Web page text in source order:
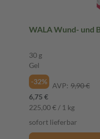
WALA Wund- und
30 g
Gel
-32%
AVP: 9,90 €
6,75 €
225,00 € / 1 kg
sofort lieferbar